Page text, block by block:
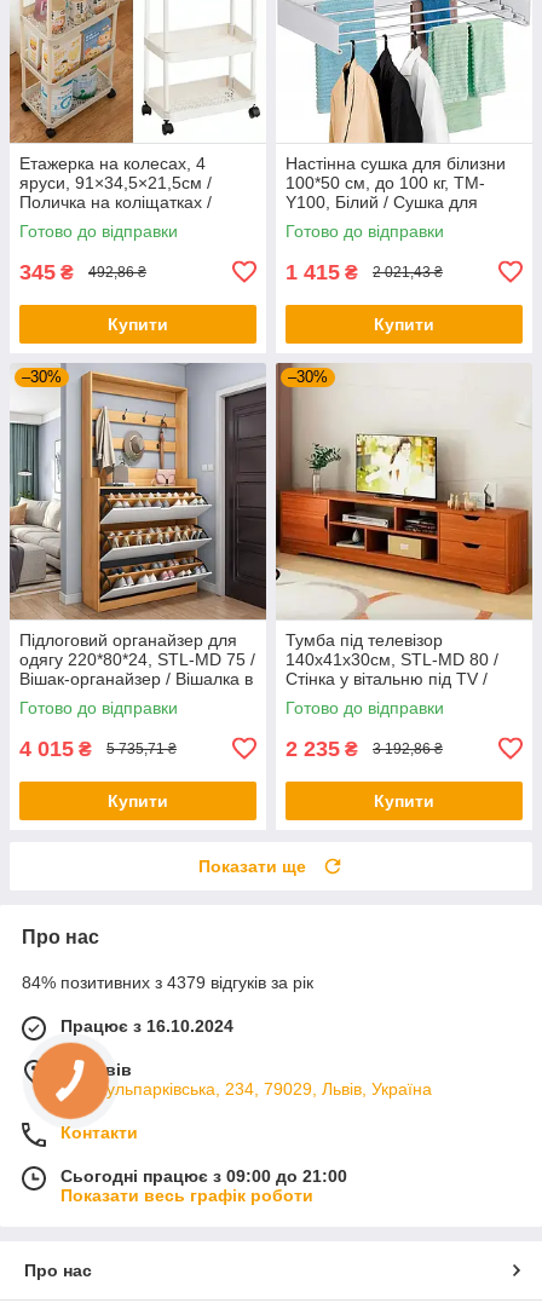
Етажерка на колесах, 4
яруси, 91×34,5×21,5см /
Поличка на коліщатках /
Полочка на колесах / Стелаж
/ Візок
Готово до відправки
345 ₴ 492,86 ₴
Купити
Настінна сушка для білизни
100*50 см, до 100 кг, TM-
Y100, Білий / Сушка для
речей
Готово до відправки
1 415 ₴ 2 021,43 ₴
Купити
–30%
Підлоговий органайзер для
одягу 220*80*24, STL-MD 75 /
Вішак-органайзер / Вішалка в
передпокій
Готово до відправки
4 015 ₴ 5 735,71 ₴
Купити
–30%
Тумба під телевізор
140х41х30см, STL-MD 80 /
Стінка у вітальню під TV /
Тумба під ТВ / Стінка під ТВ
Готово до відправки
2 235 ₴ 3 192,86 ₴
Купити
Показати ще
Про нас
84% позитивних з 4379 відгуків за рік
Працює з 16.10.2024
м. Львів
вул. Кульпарківська, 234, 79029, Львів, Україна
Контакти
Сьогодні працює з 09:00 до 21:00
Показати весь графік роботи
Про нас